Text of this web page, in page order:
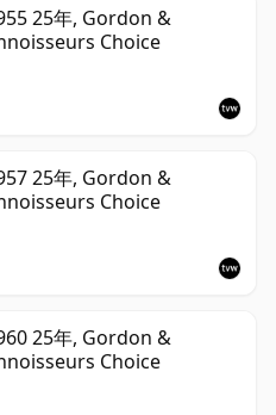
25年, Gordon &
Choice
25年, Gordon &
Choice
25年, Gordon &
Choice